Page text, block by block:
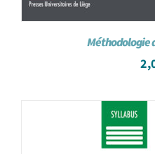
Méthodologie